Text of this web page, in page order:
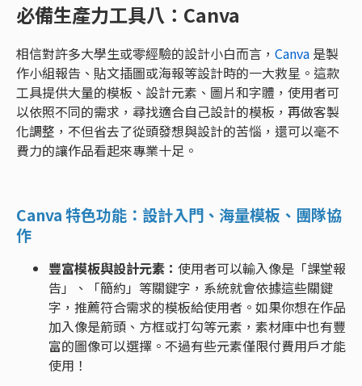
必備生產力工具八：Canva
相信對許多大學生或零經驗的設計小白而言， Canva 是製
作小組報告、貼文插圖或海報等設計時的一大救星。這款
工具提供大量的模板、設計元素、圖片和字體，使用者可
以依照不同的需求，尋找適合自己設計的模板，再做客製
化調整，不但省去了從頭發想與設計的苦惱，還可以毫不
費力的讓作品看起來專業十足。
Canva 特色功能：設計入門、海量模板、團隊協
作
豐富模板與設計元素： 使用者可以輸入像是「課堂報
告」、「簡約」等關鍵字，系統就會依據這些關鍵
字，推薦符合需求的模板給使用者。如果你想在作品
加入像是箭頭、方框或打勾等元素，素材庫中也有豐
富的圖像可以選擇。不過有些元素僅限付費用戶才能
使用！